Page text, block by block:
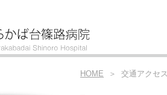
HOME ＞ 交通アクセ